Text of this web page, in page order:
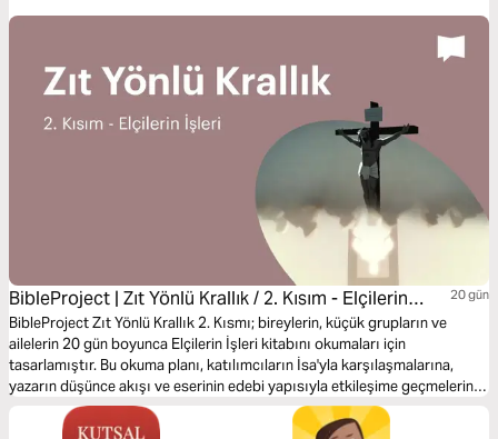
O'nun gücünü deneyimlemeye hazır olun!
BibleProject | Zıt Yönlü Krallık / 2. Kısım - Elçilerin
İşleri
20 gün
BibleProject Zıt Yönlü Krallık 2. Kısmı; bireylerin, küçük grupların ve
ailelerin 20 gün boyunca Elçilerin İşleri kitabını okumaları için
tasarlamıştır. Bu okuma planı, katılımcıların İsa'yla karşılaşmalarına,
yazarın düşünce akışı ve eserinin edebi yapısıyla etkileşime geçmelerine
yardımcı olmak için oluşturuldu. Ayrıca, animasyonlu videolar, aydınlatıcı
özetler ve düşünmeye sevk eden sorular içerir.